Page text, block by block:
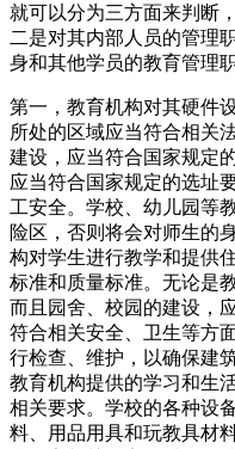
就可以分为三方面来判断
二是对其内部人员的管理
身和其他学员的教育管理
第一，教育机构对其硬件
所处的区域应当符合相关
建设，应当符合国家规定
应当符合国家规定的选址
工安全。学校、幼儿园等
险区，否则将会对师生的
构对学生进行教学和提供
标准和质量标准。无论是
而且园舍、校园的建设，
符合相关安全、卫生等方
行检查、维护，以确保建
教育机构提供的学习和生
相关要求。学校的各种设
料、用品用具和玩教具材